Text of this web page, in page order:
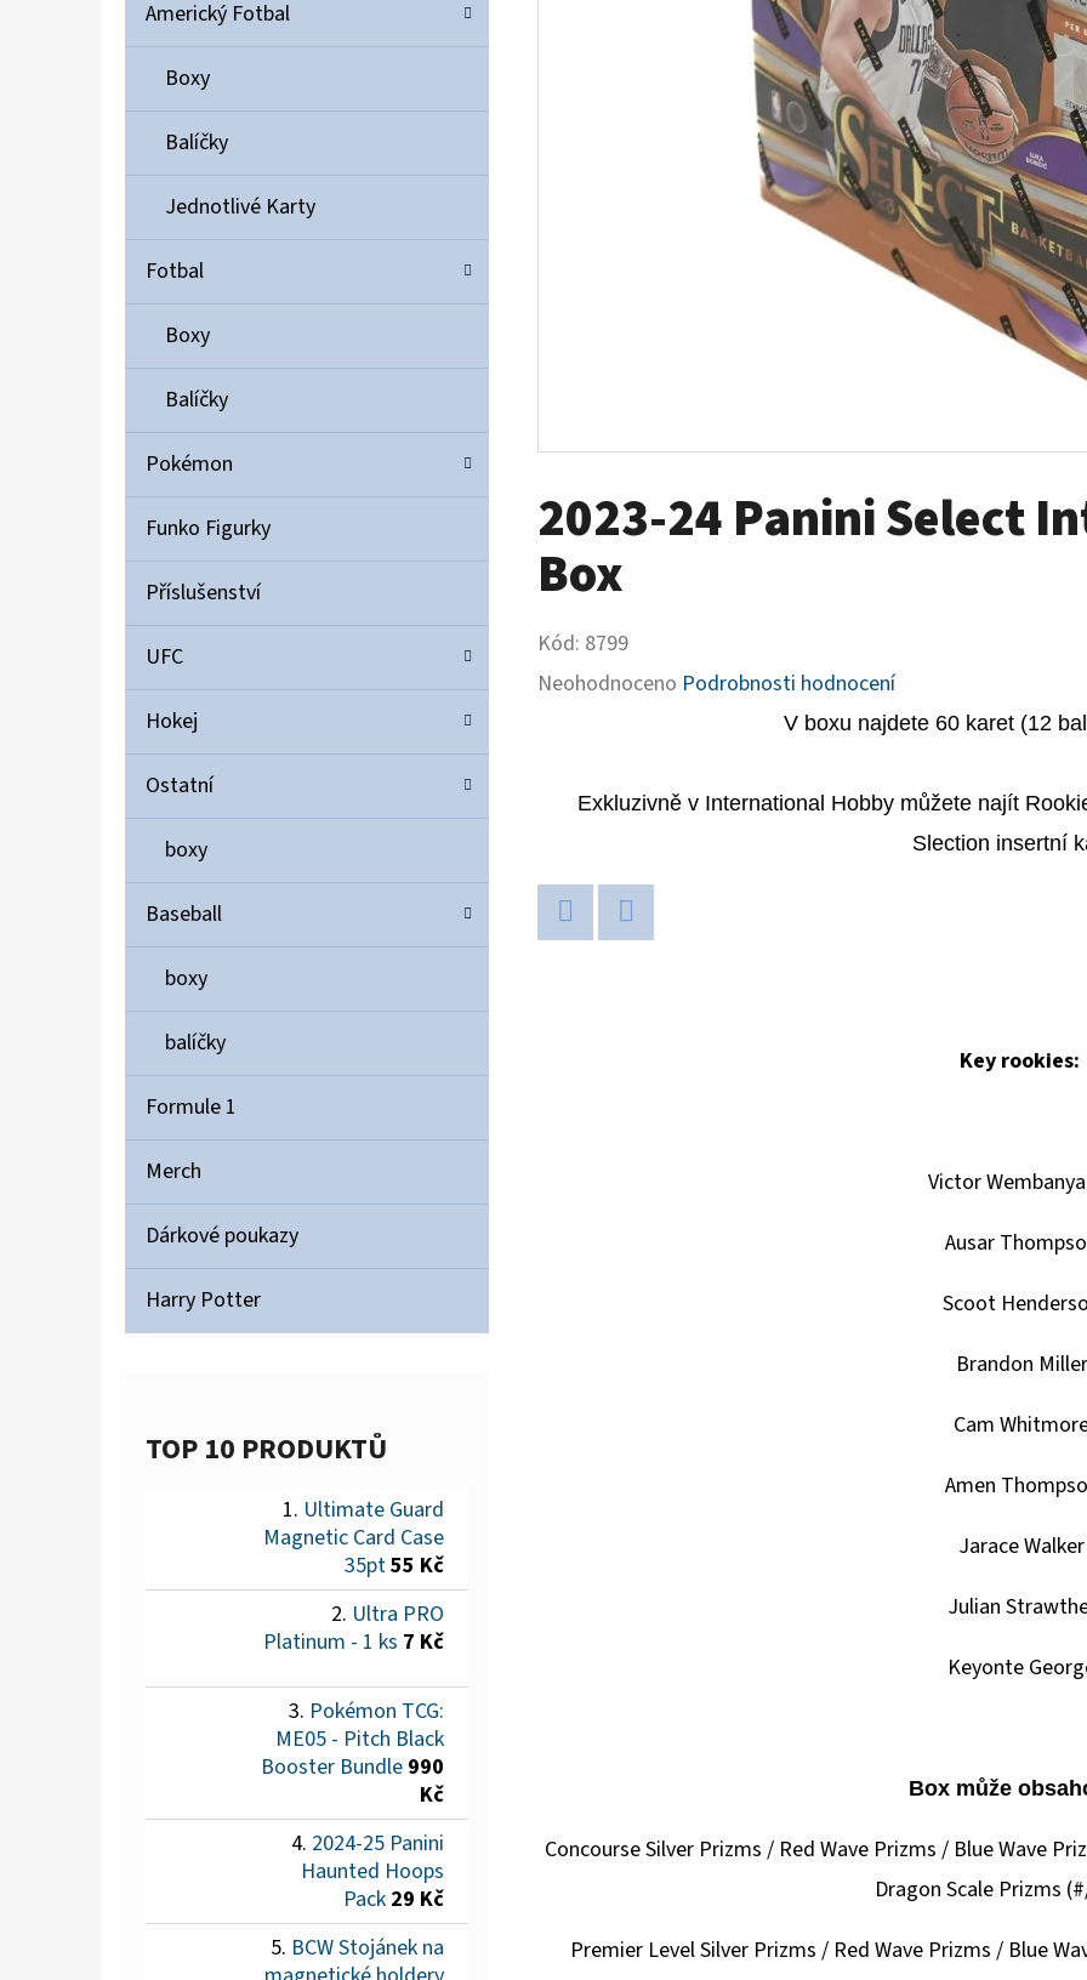
Americký Fotbal
Boxy
Balíčky
Jednotlivé Karty
Fotbal
Boxy
Balíčky
Pokémon
Funko Figurky
Příslušenství
UFC
Hokej
Ostatní
boxy
Baseball
boxy
balíčky
Formule 1
Merch
Dárkové poukazy
Harry Potter
TOP 10 PRODUKTŮ
Ultimate Guard
Magnetic Card Case
35pt55 Kč
Ultra PRO
Platinum - 1 ks 7 Kč
Pokémon TCG:
ME05 - Pitch Black
Booster Bundle 990
Kč
2024-25 Panini
Haunted Hoops
Pack 29 Kč
BCW Stojánek na
2023-24 Panini Select
Box
Kód: 8799
Průměrné
z
Neohodnoceno Podrobnosti hodnocení
V boxu najdete 60 karet (12
Exkluzivně v International Hobby můžete najít
Slection insertní
Key rookies:
Victor
Ausar
Scoot
Brandon Miller
Cam
Amen
Jarace Walker
Julian
Keyonte
Box může
Concourse Silver Prizms / Red Wave Prizms / Blue Wave
Dragon Scale Prizms
Premier Level Silver Prizms / Red Wave Prizms / Blue
ULTIMATE GUARD MAGNETIC CARD CASE 35PT
POKÉMON TCG:
BOOSTER BUNDLE
990 Kč